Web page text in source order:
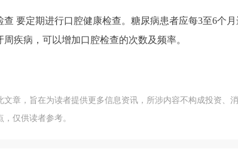
查 要定期进行口腔健康检查。糖尿病患者应每3至6个
周疾病，可以增加口腔检查的次数及频率。
文章，旨在为读者提供更多信息资讯，所涉内容不构成投资、
仅供读者参考。